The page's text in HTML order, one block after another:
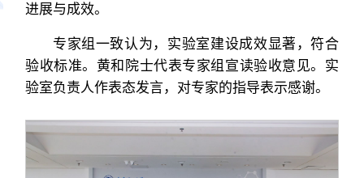
进展与成效。
专家组一致认为，实验室建设成效显著，符合
验收标准。黄和院士代表专家组宣读验收意见。实
验室负责人作表态发言，对专家的指导表示感谢。